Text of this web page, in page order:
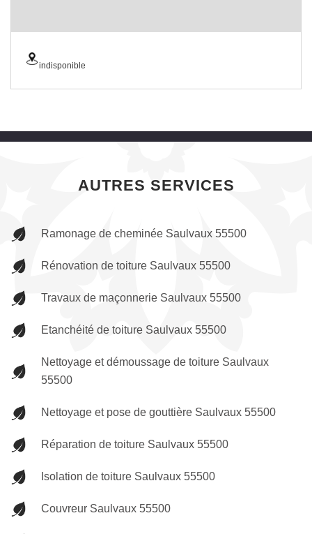
indisponible
AUTRES SERVICES
Ramonage de cheminée Saulvaux 55500
Rénovation de toiture Saulvaux 55500
Travaux de maçonnerie Saulvaux 55500
Etanchéité de toiture Saulvaux 55500
Nettoyage et démoussage de toiture Saulvaux
55500
Nettoyage et pose de gouttière Saulvaux 55500
Réparation de toiture Saulvaux 55500
Isolation de toiture Saulvaux 55500
Couvreur Saulvaux 55500